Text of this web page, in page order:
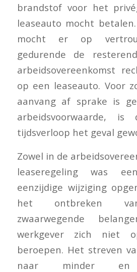
brandstof voor het
leaseauto mocht
mocht er op
gedurende de
arbeidsovereenkomst
op een leaseauto. Voor
aanvang af sprake is
arbeidsvoorwaarde,
tijdsverloop het geval
Zowel in de
leaseregeling was
eenzijdige wijziging
het ontbreken
zwaarwegende
werkgever zich niet
beroepen. Het streven
naar minder en